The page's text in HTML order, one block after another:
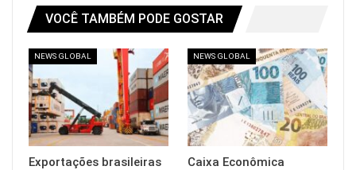
VOCÊ TAMBÉM PODE GOSTAR
NEWS GLOBAL
Exportações brasileiras
NEWS GLOBAL
Caixa Econômica